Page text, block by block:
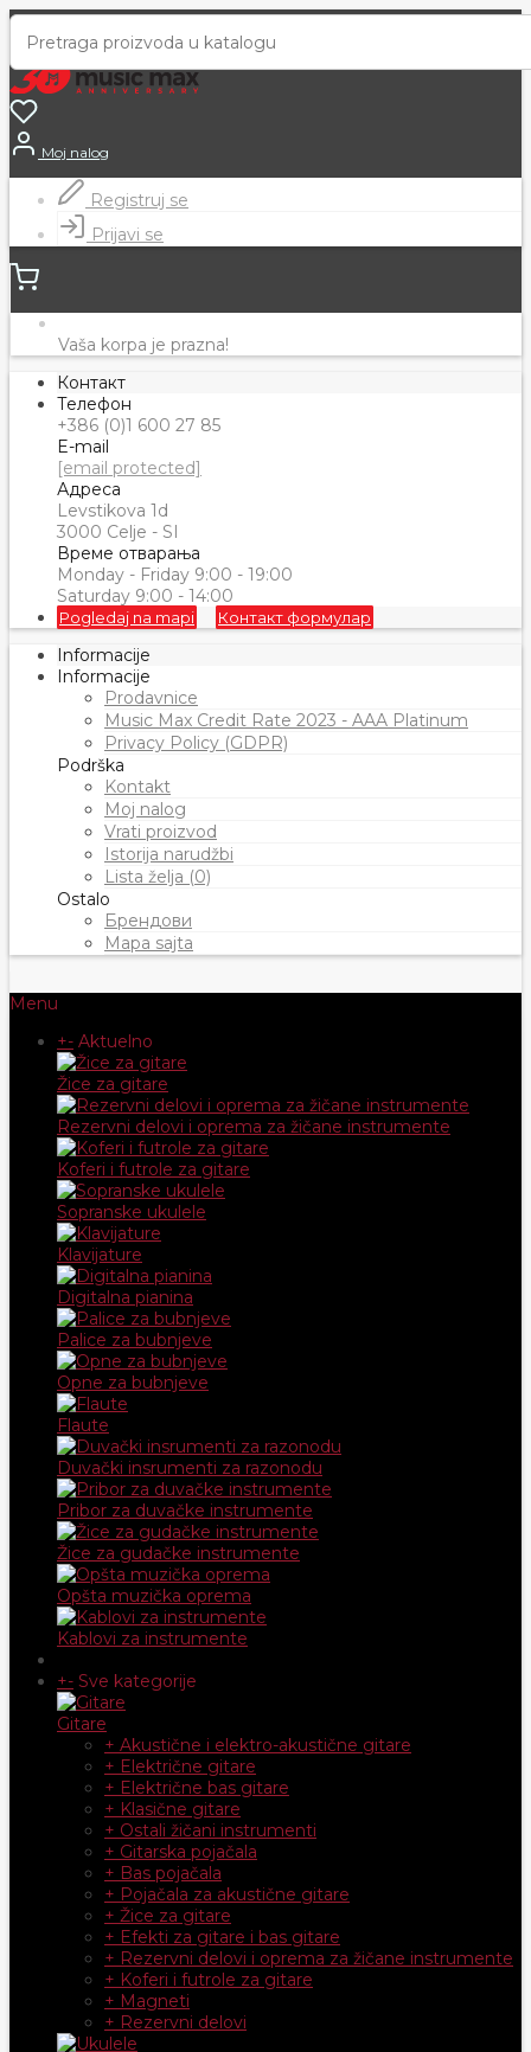
Moj nalog
Registruj se
Prijavi se
Vaša korpa je prazna!
Контакт
Телефон
+386 (0)1 600 27 85
E-mail
[email protected]
Адреса
Levstikova 1d
3000 Celje - SI
Време отварања
Monday - Friday 9:00 - 19:00
Saturday 9:00 - 14:00
Pogledaj na mapi Контакт формулар
Informacije
Informacije
Prodavnice
Music Max Credit Rate 2023 - AAA Platinum
Privacy Policy (GDPR)
Podrška
Kontakt
Moj nalog
Vrati proizvod
Istorija narudžbi
Lista želja (0)
Ostalo
Брендови
Mapa sajta
Menu
+- Aktuelno
Žice za gitare
Rezervni delovi i oprema za žičane instrumente
Koferi i futrole za gitare
Sopranske ukulele
Klavijature
Digitalna pianina
Palice za bubnjeve
Opne za bubnjeve
Flaute
Duvački insrumenti za razonodu
Pribor za duvačke instrumente
Žice za gudačke instrumente
Opšta muzička oprema
Kablovi za instrumente
+- Sve kategorije
Gitare
+ Akustične i elektro-akustične gitare
+ Električne gitare
+ Električne bas gitare
+ Klasične gitare
+ Ostali žičani instrumenti
+ Gitarska pojačala
+ Bas pojačala
+ Pojačala za akustične gitare
+ Žice za gitare
+ Efekti za gitare i bas gitare
+ Rezervni delovi i oprema za žičane instrumente
+ Koferi i futrole za gitare
+ Magneti
+ Rezervni delovi